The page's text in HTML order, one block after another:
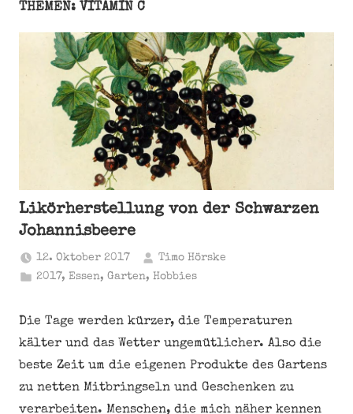
THEMEN: VITAMIN C
Likörherstellung von der Schwarzen
Johannisbeere
12. Oktober 2017
Timo Hörske
2017, Essen,Garten,Hobbies
Die Tage werden kürzer, die Temperaturen
kälter und das Wetter ungemütlicher. Also die
beste Zeit um die eigenen Produkte des Gartens
zu netten Mitbringseln und Geschenken zu
verarbeiten. Menschen, die mich näher kennen